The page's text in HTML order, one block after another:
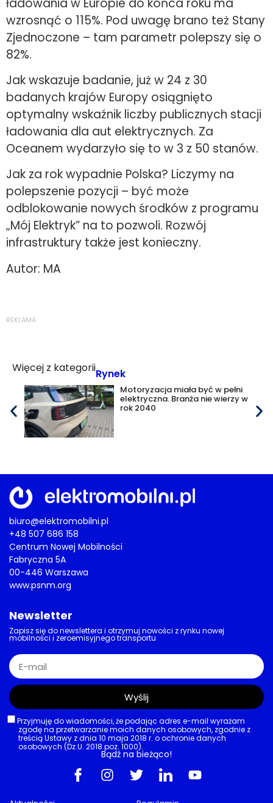
wzrosnąć o 115%. Pod uwagę brano też Stany
Zjednoczone – tam parametr polepszy się o
82%.
Jak wskazuje badanie, już w 24 z 30
badanych krajów Europy osiągnięto
optymalny wskaźnik liczby publicznych stacji
ładowania dla aut elektrycznych. Za
Oceanem wydarzyło się to w 3 z 50 stanów.
Jak za rok wypadnie Polska? Liczymy na
polepszenie pozycji – być może
odblokowanie nowych środków z programu
„Mój Elektryk” na to pozwoli. Rozwój
infrastruktury także jest konieczny.
Autor: MA
REKLAMA
Więcej z kategoriiRynek
Motoryzacja miała być w pełni
elektryczna. Branża nie wierzy w
rok 2040
biuro@elektromobilni.pl
+48 507 686 158
Centrum Nowej Mobilności
Fabryczna 5A
00-446 Warszawa
www.psnm.org
Newsletter
Zapisz się do newslettera i otrzymuj nowości z rynku nowej
mobilności i zeroemisyjnego transportu
Przyjmuję do wiadomości, że podając adres e-mail wyrażam
zgodę na przetwarzanie moich danych osobowych, zgodnie z
treścią Ustawy z dnia 10 maja 2018 r. o ochronie danych
osobowych (Dz.U. 2018 poz. 1000).
Wyślij
Bądź na bieżąco!